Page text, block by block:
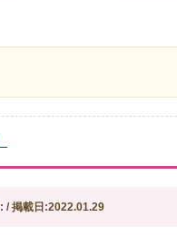
/ 掲載日:2022.01.29